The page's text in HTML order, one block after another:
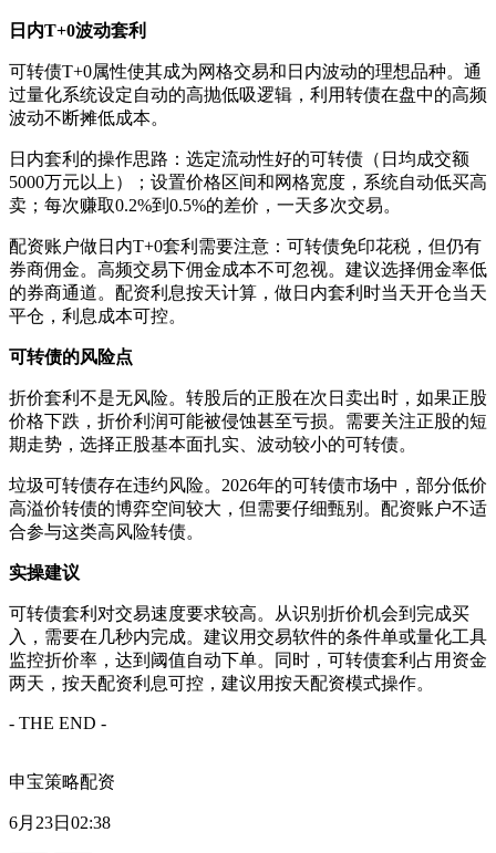
日内T+0波动套利
可转债T+0属性使其成为网格交易和日内波动的理想品种。通
过量化系统设定自动的高抛低吸逻辑，利用转债在盘中的高频
波动不断摊低成本。
日内套利的操作思路：选定流动性好的可转债（日均成交额
5000万元以上）；设置价格区间和网格宽度，系统自动低买高
卖；每次赚取0.2%到0.5%的差价，一天多次交易。
配资账户做日内T+0套利需要注意：可转债免印花税，但仍有
券商佣金。高频交易下佣金成本不可忽视。建议选择佣金率低
的券商通道。配资利息按天计算，做日内套利时当天开仓当天
平仓，利息成本可控。
可转债的风险点
折价套利不是无风险。转股后的正股在次日卖出时，如果正股
价格下跌，折价利润可能被侵蚀甚至亏损。需要关注正股的短
期走势，选择正股基本面扎实、波动较小的可转债。
垃圾可转债存在违约风险。2026年的可转债市场中，部分低价
高溢价转债的博弈空间较大，但需要仔细甄别。配资账户不适
合参与这类高风险转债。
实操建议
可转债套利对交易速度要求较高。从识别折价机会到完成买
入，需要在几秒内完成。建议用交易软件的条件单或量化工具
监控折价率，达到阈值自动下单。同时，可转债套利占用资金
两天，按天配资利息可控，建议用按天配资模式操作。
- THE END -
申宝策略配资
6月23日02:38